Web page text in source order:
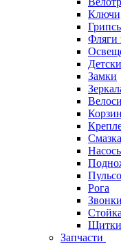
Фляги
Замки
Рога
Звонки
Щитки
Запчасти